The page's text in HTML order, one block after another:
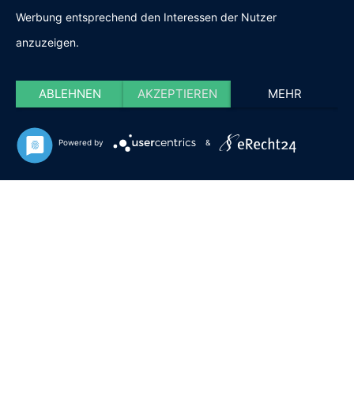
Werbung entsprechend den Interessen der Nutzer
anzuzeigen.
ABLEHNEN AKZEPTIEREN MEHR
Powered by &